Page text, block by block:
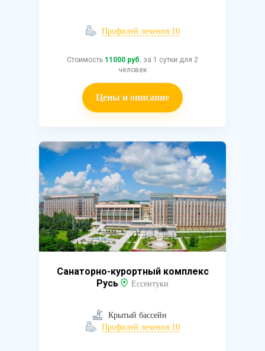
Профилей лечения 10
Стоимость 11000 руб. за 1 сутки для 2
человек
Цены и описание
Санаторно-курортный комплекс
Русь
Ессентуки
Крытый бассейн
Профилей лечения 10